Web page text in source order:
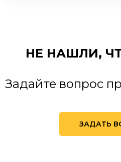
НЕ НАШЛИ,
Задайте вопрос
ЗАДАТЬ